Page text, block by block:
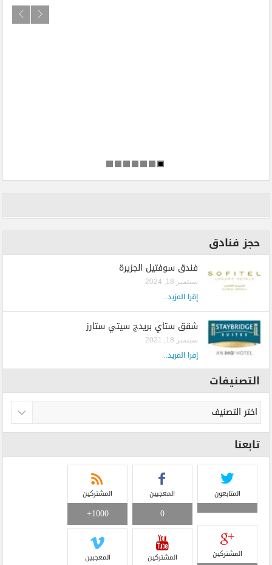
حجز فنادق
فندق سوفتيل الجزيرة
سبتمبر 18, 2024
إقرا المزيد...
شقق ستاي بريدج سيتي ستارز
سبتمبر 18, 2021
إقرا المزيد...
التصنيفات
تابعنا
المتابعون المعجبين
0
المشتركين
1000+
المشتركين المشتركين المعجبين